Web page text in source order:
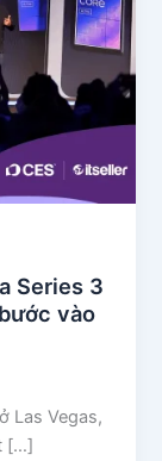
Series 3
vào
Las Vegas,
[…]